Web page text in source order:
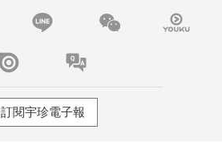
訂閱宇珍電子報